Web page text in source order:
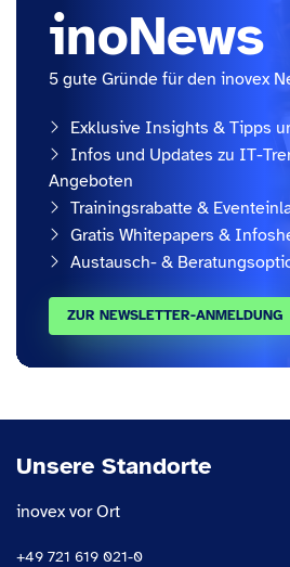
inoNews
5 gute Gründe für den inovex
Exklusive Insights & Tipps
Infos und Updates zu IT-
Angeboten
Trainingsrabatte &
Gratis Whitepapers &
Austausch- &
ZUR NEWSLETTER-ANMELDUNG
Unsere Standorte
inovex vor Ort
+49 721 619 021-0